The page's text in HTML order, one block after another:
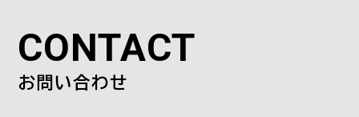
CONTACT
お問い合わせ